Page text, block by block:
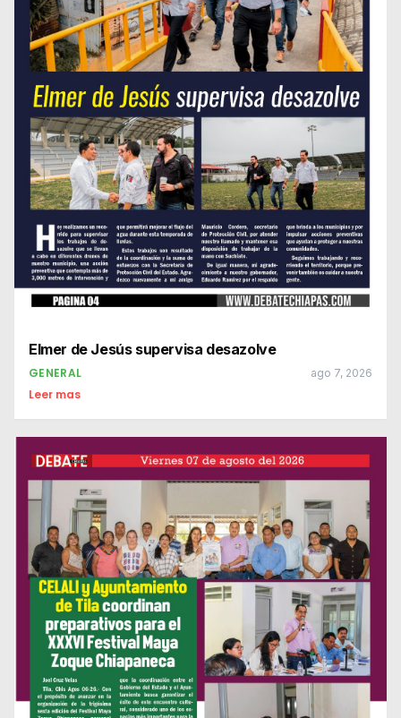
Elmer de Jesús supervisa desazolve
GENERAL ago 7, 2026
Leer mas